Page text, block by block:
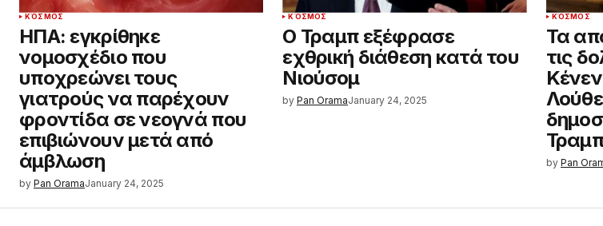
ΚΌΣΜΟΣ
ΗΠΑ: εγκρίθηκε
νομοσχέδιο που
υποχρεώνει τους
γιατρούς να παρέχουν
φροντίδα σε νεογνά που
επιβιώνουν μετά από
άμβλωση
by Pan OramaJanuary 24, 2025
ΚΌΣΜΟΣ
Ο Τραμπ εξέφρασε
εχθρική διάθεση κατά του
Νιούσομ
by Pan OramaJanuary 24, 2025
ΚΌΣΜΟΣ
Τα
τις
by Pan